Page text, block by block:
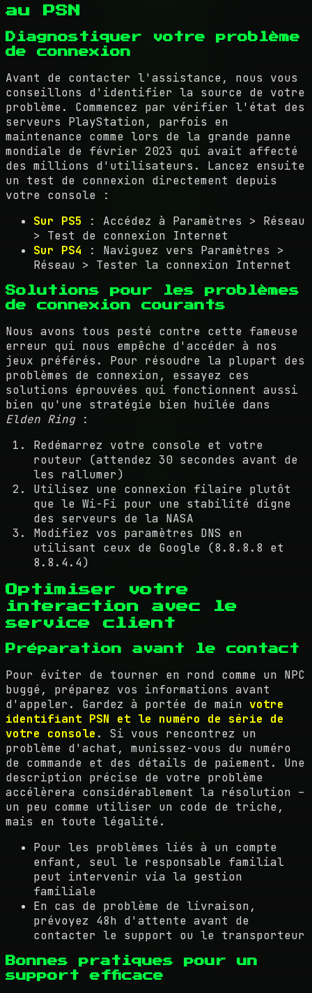
au PSN
Diagnostiquer votre problème
de connexion
Avant de contacter l'assistance, nous vous
conseillons d'identifier la source de votre
problème. Commencez par vérifier l'état des
serveurs PlayStation, parfois en
maintenance comme lors de la grande panne
mondiale de février 2023 qui avait affecté
des millions d'utilisateurs. Lancez ensuite
un test de connexion directement depuis
votre console :
Sur PS5 : Accédez à Paramètres > Réseau
> Test de connexion Internet
Sur PS4 : Naviguez vers Paramètres >
Réseau > Tester la connexion Internet
Solutions pour les problèmes
de connexion courants
Nous avons tous pesté contre cette fameuse
erreur qui nous empêche d'accéder à nos
jeux préférés. Pour résoudre la plupart des
problèmes de connexion, essayez ces
solutions éprouvées qui fonctionnent aussi
bien qu'une stratégie bien huilée dans
Elden Ring:
Redémarrez votre console et votre
routeur (attendez 30 secondes avant de
les rallumer)
Utilisez une connexion filaire plutôt
que le Wi-Fi pour une stabilité digne
des serveurs de la NASA
Modifiez vos paramètres DNS en
utilisant ceux de Google (8.8.8.8 et
8.8.4.4)
Optimiser votre
interaction avec le
service client
Préparation avant le contact
Pour éviter de tourner en rond comme un NPC
buggé, préparez vos informations avant
d'appeler. Gardez à portée de main votre
identifiant PSN et le numéro de série de
votre console . Si vous rencontrez un
problème d'achat, munissez-vous du numéro
de commande et des détails de paiement. Une
description précise de votre problème
accélèrera considérablement la résolution –
un peu comme utiliser un code de triche,
mais en toute légalité.
Pour les problèmes liés à un compte
enfant, seul le responsable familial
peut intervenir via la gestion
familiale
En cas de problème de livraison,
prévoyez 48h d'attente avant de
contacter le support ou le transporteur
Bonnes pratiques pour un
support efficace